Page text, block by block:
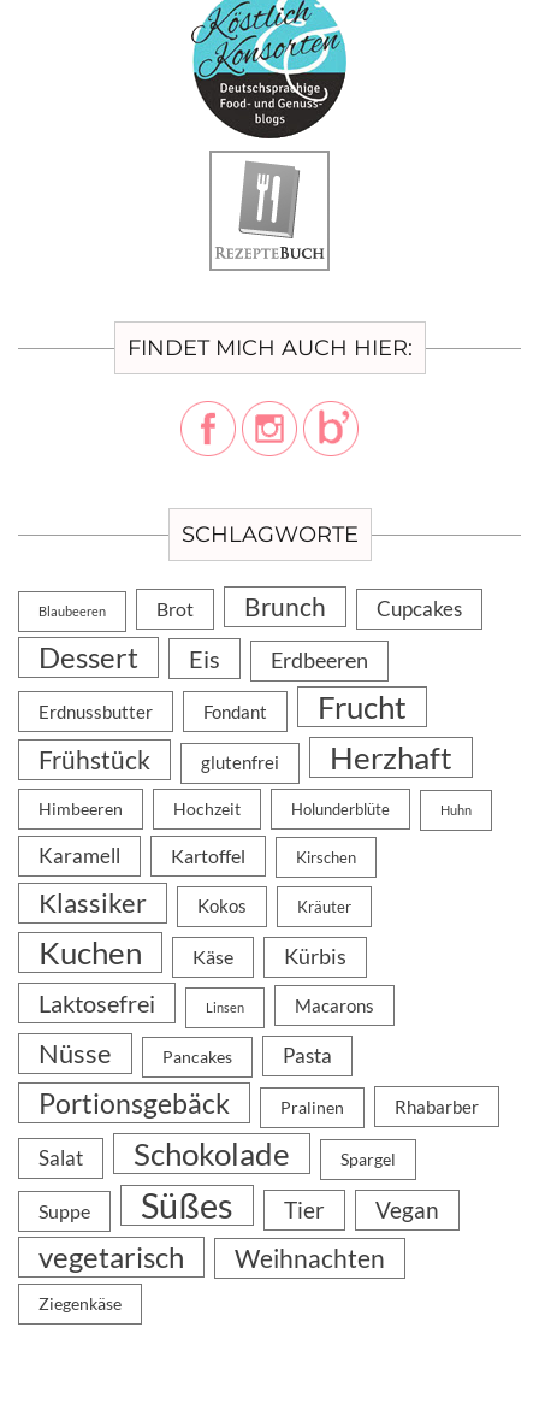
FINDET MICH AUCH HIER:
SCHLAGWORTE
Blaubeeren Brot Brunch Cupcakes
Dessert Eis Erdbeeren
Erdnussbutter Fondant Frucht
Frühstück glutenfrei Herzhaft
Himbeeren Hochzeit Holunderblüte Huhn
Karamell Kartoffel Kirschen
Klassiker Kokos Kräuter
Kuchen Käse Kürbis
Laktosefrei Linsen Macarons
Nüsse Pancakes Pasta
Portionsgebäck Pralinen Rhabarber
Salat Schokolade Spargel
Suppe Süßes Tier Vegan
vegetarisch Weihnachten
Ziegenkäse